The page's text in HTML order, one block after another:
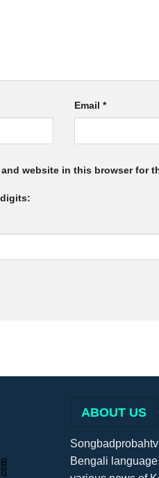
Email *
and website in this browser for
ABOUT US
Bengali